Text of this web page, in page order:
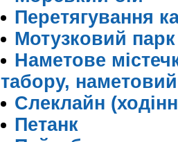
Перетягування
Мотузковий парк
Наметове
табору,
Слеклайн
Петанк